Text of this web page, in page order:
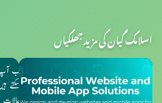
اسلامک گیان کی مزید جھلکیاں